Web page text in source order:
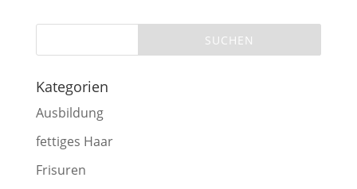
Kategorien
Ausbildung
fettiges Haar
Frisuren